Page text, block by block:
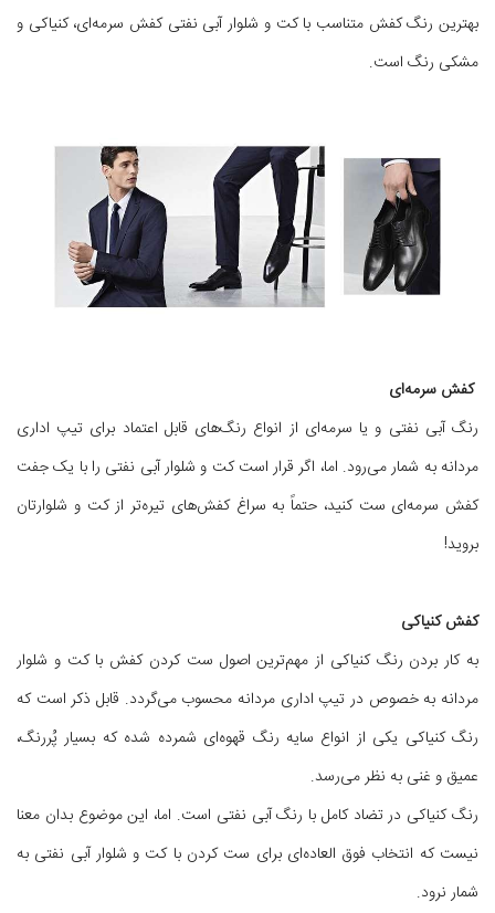
بهترین رنگ کفش متناسب با کت و شلوار آبی نفتی کفش سرمه‌ای، کنیاکی و
مشکی رنگ است.
کفش سرمه‌ای
رنگ آبی نفتی و یا سرمه‌ای از انواع رنگ‌های قابل اعتماد برای تیپ اداری
مردانه به شمار می‌رود. اما، اگر قرار است کت و شلوار آبی نفتی را با یک جفت
کفش سرمه‌ای ست کنید، حتماً به سراغ کفش‌های تیره‌تر از کت و شلوارتان
بروید!
کفش کنیاکی
به کار بردن رنگ کنیاکی از مهم‌ترین اصول ست کردن کفش با کت و شلوار
مردانه به خصوص در تیپ اداری مردانه محسوب می‌گردد. قابل ذکر است که
رنگ کنیاکی یکی از انواع سایه رنگ قهوه‌ای شمرده شده که بسیار پُررنگ،
عمیق و غنی به نظر می‌رسد.
رنگ کنیاکی در تضاد کامل با رنگ آبی نفتی است. اما، این موضوع بدان معنا
نیست که انتخاب فوق العاده‌ای برای ست کردن با کت و شلوار آبی نفتی به
شمار نرود.